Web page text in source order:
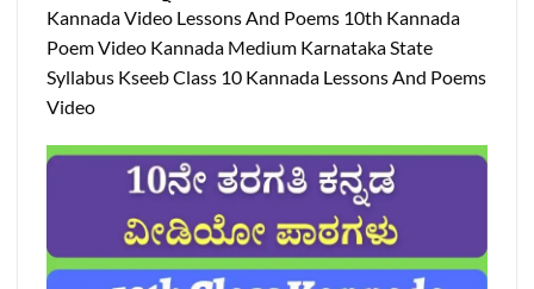
Kannada Video Lessons And Poems 10th Kannada
Poem Video Kannada Medium Karnataka State
Syllabus Kseeb Class 10 Kannada Lessons And Poems
Video